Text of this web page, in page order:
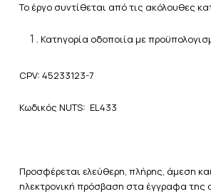
Το έργο συντίθεται από τις ακόλουθες
Κατηγορία οδοποιία με
CPV: 45233123-7
Κωδικός NUTS: EL433
Προσφέρεται ελεύθερη, πλήρης, άμεση
ηλεκτρονική πρόσβαση στα έγγραφα της